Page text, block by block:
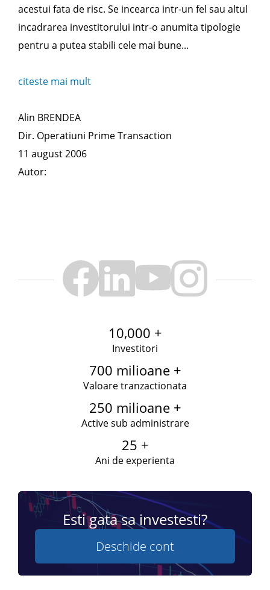
acestui fata de risc. Se incearca intr-un fel sau altul
incadrarea investitorului intr-o anumita tipologie
pentru a putea stabili cele mai bune...
citeste mai mult
Alin BRENDEA
Dir. Operatiuni Prime Transaction
11 august 2006
Autor:
10,000 +
Investitori
700 milioane +
Valoare tranzactionata
250 milioane +
Active sub administrare
25 +
Ani de experienta
Esti gata sa investesti?
Deschide cont